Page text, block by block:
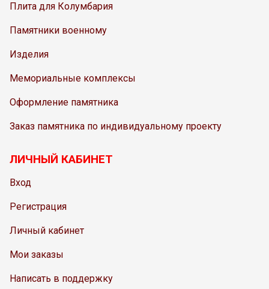
Плита для Колумбария
Памятники военному
Изделия
Мемориальные комплексы
Оформление памятника
Заказ памятника по индивидуальному проекту
ЛИЧНЫЙ КАБИНЕТ
Вход
Регистрация
Личный кабинет
Мои заказы
Написать в поддержку